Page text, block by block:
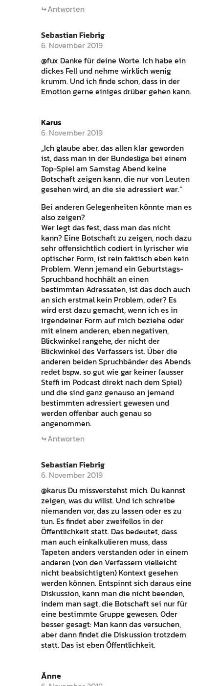
Antworten
Sebastian Fiebrig
6. November 2019
@fux Danke für deine Worte. Ich habe ein
dickes Fell und nehme wirklich wenig
krumm. Und ich finde schon, dass in der
Emotion gerne einiges drüber gehen kann.
Karus
6. November 2019
„Ich glaube aber, das allen klar geworden
ist, dass man in der Bundesliga bei einem
Top-Spiel am Samstag Abend keine
Botschaft zeigen kann, die nur von Leuten
gesehen wird, an die sie adressiert war.“
Bei anderen Gelegenheiten könnte man es
also zeigen?
Wer legt das fest, dass man das nicht
kann? Eine Botschaft zu zeigen, noch dazu
sehr offensichtlich codiert in lyrischer wie
optischer Form, ist rein faktisch eben kein
Problem. Wenn jemand ein Geburtstags-
Spruchband hochhält an einen
bestimmten Adressaten, ist das doch auch
an sich erstmal kein Problem, oder? Es
wird erst dazu gemacht, wenn ich es in
irgendeiner Form auf mich beziehe oder
mit einem anderen, eben negativen,
Blickwinkel rangehe, der nicht der
Blickwinkel des Verfassers ist. Über die
anderen beiden Spruchbänder des Abends
redet bspw. so gut wie gar keiner (ausser
Steffi im Podcast direkt nach dem Spiel)
und die sind ganz genauso an jemand
bestimmten adressiert gewesen und
werden offenbar auch genau so
angenommen.
Antworten
Sebastian Fiebrig
6. November 2019
@karus Du missverstehst mich. Du kannst
zeigen, was du willst. Und ich schreibe
niemanden vor, das zu lassen oder es zu
tun. Es findet aber zweifellos in der
Öffentlichkeit statt. Das bedeutet, dass
man auch einkalkulieren muss, dass
Tapeten anders verstanden oder in einem
anderen (von den Verfassern vielleicht
nicht beabsichtigten) Kontext gesehen
werden können. Entspinnt sich daraus eine
Diskussion, kann man die nicht beenden,
indem man sagt, die Botschaft sei nur für
eine bestimmte Gruppe gewesen. Oder
besser gesagt: Man kann das versuchen,
aber dann findet die Diskussion trotzdem
statt. Das ist eben Öffentlichkeit.
Änne